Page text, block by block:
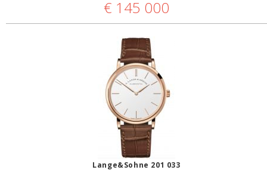
€ 145 000
Lange&Sohne 201 033